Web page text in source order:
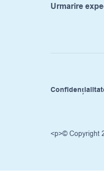
Urmarire
<p>© Copyright